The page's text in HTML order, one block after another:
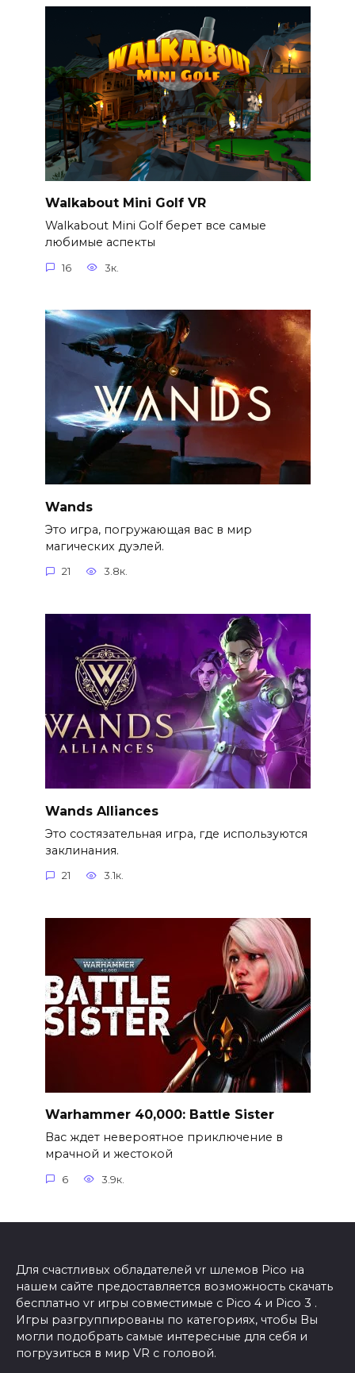
Walkabout Mini Golf VR
Walkabout Mini Golf берет все самые
любимые аспекты
16 3к.
Wands
Это игра, погружающая вас в мир
магических дуэлей.
21 3.8к.
Wands Alliances
Это состязательная игра, где используются
заклинания.
21 3.1к.
Warhammer 40,000: Battle Sister
Вас ждет невероятное приключение в
мрачной и жестокой
6 3.9к.
Для счастливых обладателей vr шлемов Pico на
нашем сайте предоставляется возможность скачать
бесплатно vr игры совместимые с Pico 4 и Pico 3 .
Игры разгруппированы по категориях, чтобы Вы
могли подобрать самые интересные для себя и
погрузиться в мир VR с головой.